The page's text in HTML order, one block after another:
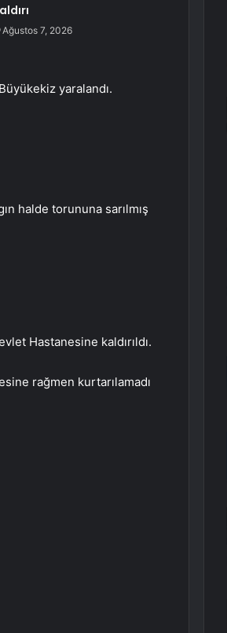
Ağustos 7, 2026
yaralandı.
halde torununa sarılmış
Hastanesine kaldırıldı.
rağmen kurtarılamadı